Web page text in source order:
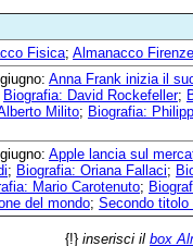
Fisica; Almanacco Firenze
Anna Frank inizia il
Biografia: David Rockefeller;
Milito; Biografia:
Apple lancia sul
; Biografia: Oriana Fallaci;
Mario Carotenuto;
del mondo; Secondo titolo
{!} inserisci il box